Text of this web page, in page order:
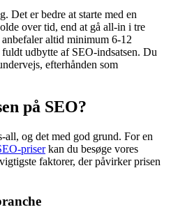
Det er bedre at starte med en
over tid, end at gå all-in i tre
altid minimum 6-12
fuldt udbytte af SEO-indsatsen. Du
efterhånden som
på SEO?
all, og det med god grund. For en
priserkan du besøge vores
faktorer, der påvirker prisen